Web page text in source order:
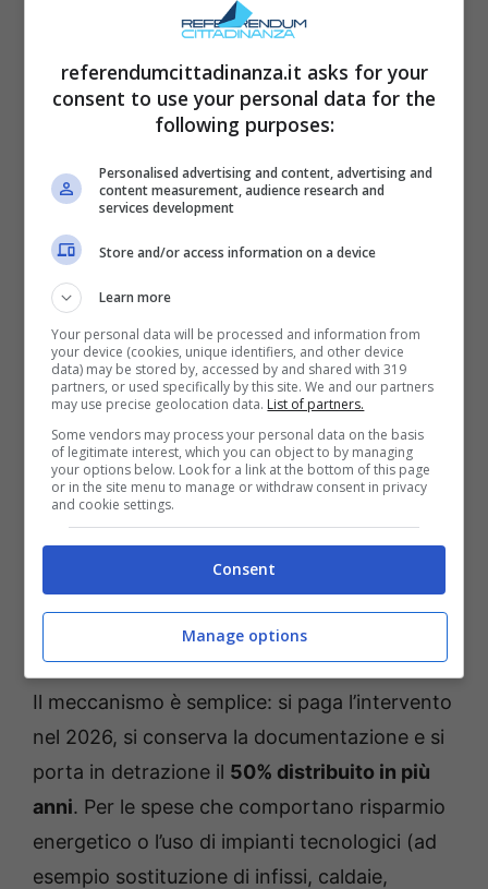
lungo un arco temporale standard.
L’agevolazione è destinata alle persone
fisiche soggette a Irpef e riguarda immobili a
uso abitativo. Possono beneficiarne
proprietari, nudi proprietari, usufruttuari,
inquilini e comodatari, così come i familiari
conviventi che sostengano la spesa e
Come funziona nel 2026 la detrazione al 50% per
ristrutturare casa (referendumcittadinanza.it)
Il meccanismo è semplice: si paga l’intervento
nel 2026, si conserva la documentazione e si
porta in detrazione il 50% distribuito in più
anni. Per le spese che comportano risparmio
energetico o l’uso di impianti tecnologici (ad
esempio sostituzione di infissi, caldaie,
referendumcittadinanza.it asks for your
consent to use your personal data for the
following purposes:
Personalised advertising and content, advertising and
content measurement, audience research and
services development
Store and/or access information on a device
Learn more
Your personal data will be processed and information from
your device (cookies, unique identifiers, and other device
data) may be stored by, accessed by and shared with 319
partners, or used specifically by this site. We and our partners
may use precise geolocation data. List of partners.
Some vendors may process your personal data on the basis
of legitimate interest, which you can object to by managing
your options below. Look for a link at the bottom of this page
or in the site menu to manage or withdraw consent in privacy
and cookie settings.
Consent
Manage options